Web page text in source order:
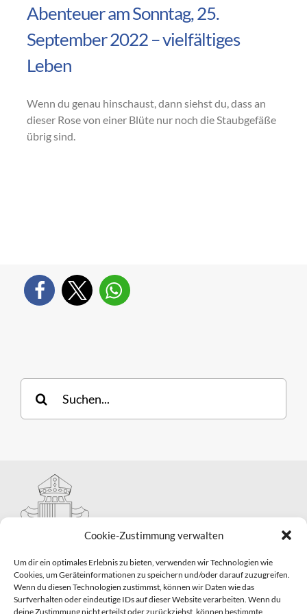
Cookie-Zustimmung verwalten
Um dir ein optimales Erlebnis zu bieten, verwenden wir Technologien wie
Cookies, um Geräteinformationen zu speichern und/oder darauf zuzugreifen.
Wenn du diesen Technologien zustimmst, können wir Daten wie das
Surfverhalten oder eindeutige IDs auf dieser Website verarbeiten. Wenn du
deine Zustimmung nicht erteilst oder zurückziehst, können bestimmte
Abenteuer am Sonntag, 25.
September 2022 – vielfältiges
Leben
Wenn du genau hinschaust, dann siehst du, dass an
dieser Rose von einer Blüte nur noch die Staubgefäße
übrig sind.
nach:
Hauptabteilung II – Seelsorge
Pastorale Grunddienste und Sakramentenpastoral